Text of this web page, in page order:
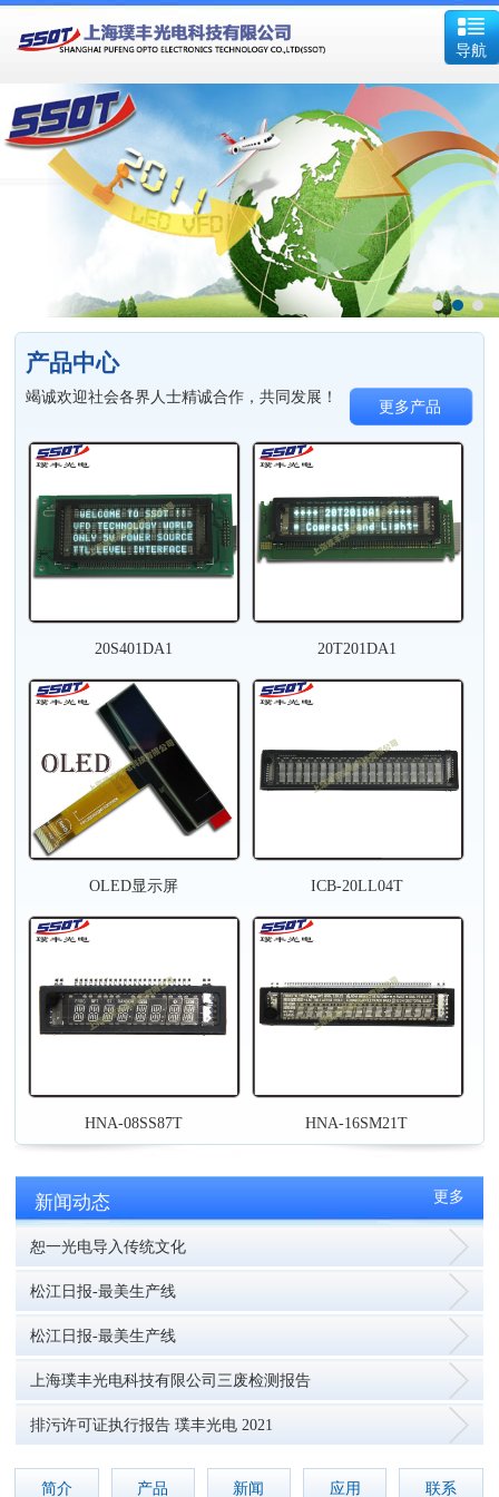
导航
产品中心
竭诚欢迎社会各界人士精诚合作，共同发展！
更多产品
20S401DA1 20T201DA1
OLED显示屏 ICB-20LL04T
HNA-08SS87T HNA-16SM21T
新闻动态 更多
恕一光电导入传统文化
松江日报-最美生产线
松江日报-最美生产线
上海璞丰光电科技有限公司三废检测报告
排污许可证执行报告 璞丰光电 2021
简介 产品 新闻 应用 联系